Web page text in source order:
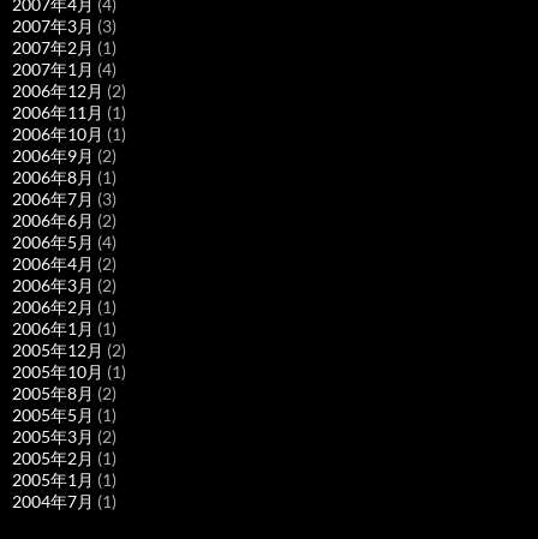
2007年3月 (3)
2007年2月 (1)
2007年1月 (4)
2006年12月 (2)
2006年11月 (1)
2006年10月 (1)
2006年9月 (2)
2006年8月 (1)
2006年7月 (3)
2006年6月 (2)
2006年5月 (4)
2006年4月 (2)
2006年3月 (2)
2006年2月 (1)
2006年1月 (1)
2005年12月 (2)
2005年10月 (1)
2005年8月 (2)
2005年5月 (1)
2005年3月 (2)
2005年2月 (1)
2005年1月 (1)
2004年7月 (1)